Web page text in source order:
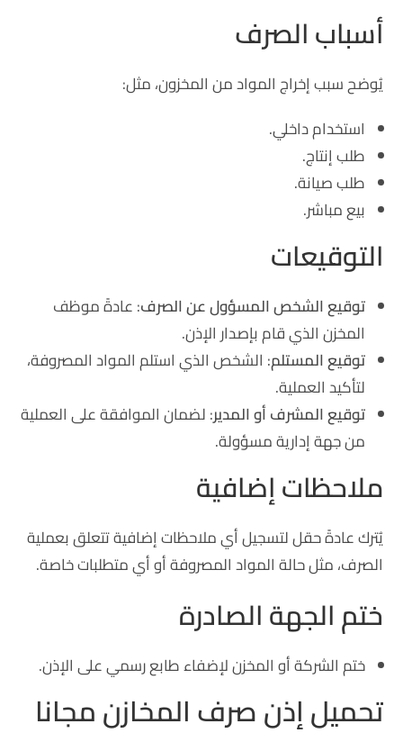
أسباب الصرف
يُوضح سبب إخراج المواد من المخزون، مثل:
استخدام داخلي.
طلب إنتاج.
طلب صيانة.
بيع مباشر.
التوقيعات
توقيع الشخص المسؤول عن الصرف: عادةً موظف
المخزن الذي قام بإصدار الإذن.
توقيع المستلم: الشخص الذي استلم المواد المصروفة،
لتأكيد العملية.
توقيع المشرف أو المدير: لضمان الموافقة على العملية
من جهة إدارية مسؤولة.
ملاحظات إضافية
يُترك عادةً حقل لتسجيل أي ملاحظات إضافية تتعلق بعملية
الصرف، مثل حالة المواد المصروفة أو أي متطلبات خاصة.
ختم الجهة الصادرة
ختم الشركة أو المخزن لإضفاء طابع رسمي على الإذن.
تحميل إذن صرف المخازن مجانا